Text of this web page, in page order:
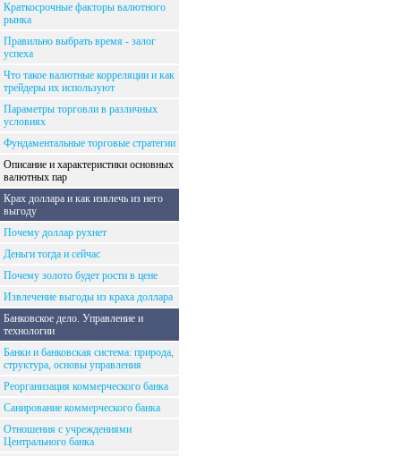
Краткосрочные факторы валютного
рынка
Правильно выбрать время - залог
успеха
Что такое валютные корреляции и как
трейдеры их используют
Параметры торговли в различных
условиях
Фундаментальные торговые стратегии
Описание и характеристики основных
валютных пар
Крах доллара и как извлечь из него
выгоду
Почему доллар рухнет
Деньги тогда и сейчас
Почему золото будет рости в цене
Извлечение выгоды из краха доллара
Банковское дело. Управление и
технологии
Банки и банковская система: природа,
структура, основы управления
Реорганизация коммерческого банка
Санирование коммерческого банка
Отношения с учреждениями
Центрального банка